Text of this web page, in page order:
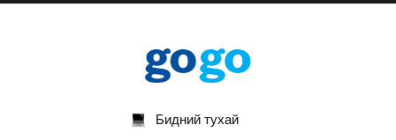
ФОТО: Сэлэнгэ нутгийн хүү Даян Аварга
Б.Орхонбаяр
2026-07-13
ФОТО: Дархан аварга Н.Батсуурь элэг бүсээ
Бидний тухай